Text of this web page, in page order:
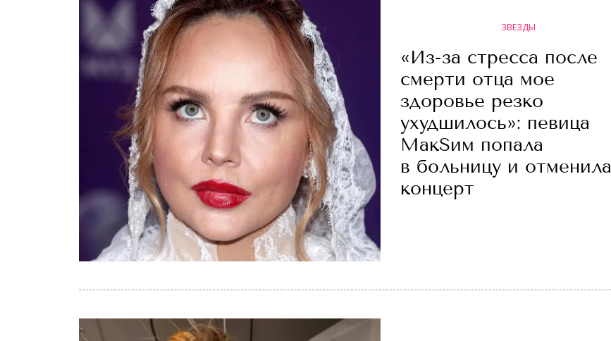
ЗВЕЗДЫ
«Из-за стресса после
смерти отца мое
здоровье резко
ухудшилось»: певица
МакSим попала
в больницу и отменила
концерт